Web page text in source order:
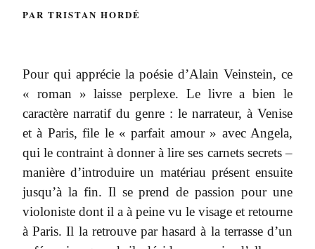
PAR TRISTAN HORDÉ
Pour qui apprécie la poésie d’Alain Veinstein, ce
« roman » laisse perplexe. Le livre a bien le
caractère narratif du genre : le narrateur, à Venise
et à Paris, file le « parfait amour » avec Angela,
qui le contraint à donner à lire ses carnets secrets –
manière d’introduire un matériau présent ensuite
jusqu’à la fin. Il se prend de passion pour une
violoniste dont il a à peine vu le visage et retourne
à Paris. Il la retrouve par hasard à la terrasse d’un